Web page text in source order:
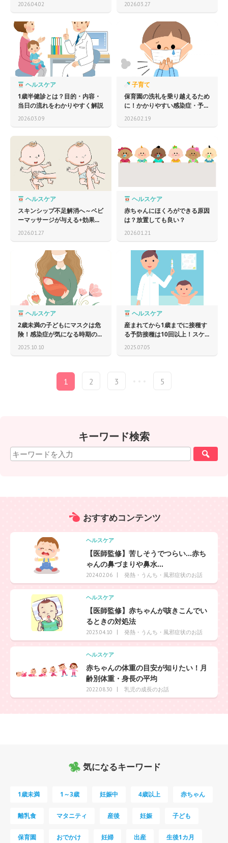
2026.04.02 2026.03.27
ヘルスケア
1歳半健診とは？目的・内容・
当日の流れをわかりやすく解説
2026.03.09
子育て
保育園の洗礼を乗り越えるため
に！かかりやすい感染症・予...
2026.02.19
ヘルスケア
スキンシップ不足解消へ～ベビ
ーマッサージが与える+効果...
2026.01.27
ヘルスケア
赤ちゃんにほくろができる原因
は？放置しても良い？
2026.01.21
ヘルスケア
2歳未満の子どもにマスクは危
険！感染症が気になる時期の...
2025.10.10
ヘルスケア
産まれてから1歳までに接種す
る予防接種は10回以上！スケ...
2025.07.05
1 2 3 5
キーワード検索
おすすめコンテンツ
ヘルスケア
【医師監修】苦しそうでつらい…赤ち
ゃんの鼻づまりや鼻水...
2024.02.06 発熱・うんち・風邪症状のお話
ヘルスケア
【医師監修】赤ちゃんが咳きこんでい
るときの対処法
2023.04.10 発熱・うんち・風邪症状のお話
ヘルスケア
赤ちゃんの体重の目安が知りたい！月
齢別体重・身長の平均
2022.08.30 乳児の成長のお話
気になるキーワード
1歳未満 1～3歳 妊娠中 4歳以上 赤ちゃん
離乳食 マタニティ 産後 妊娠 子ども
保育園 おでかけ 妊婦 出産 生後1カ月